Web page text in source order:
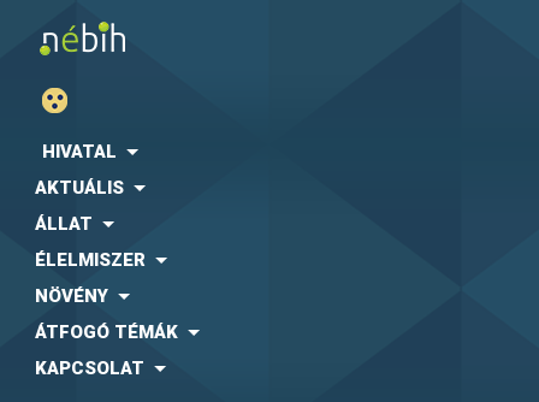
HIVATAL
AKTUÁLIS
ÁLLAT
ÉLELMISZER
NÖVÉNY
ÁTFOGÓ TÉMÁK
KAPCSOLAT